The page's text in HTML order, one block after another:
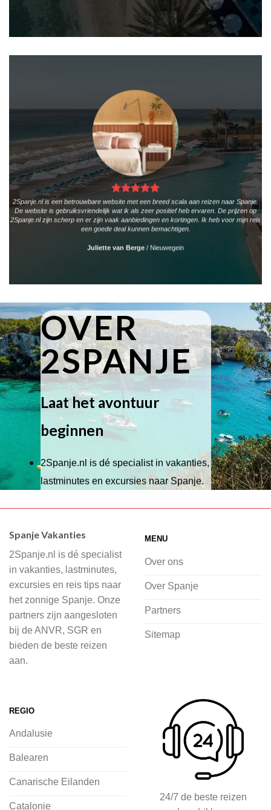
2Spanje.nl is een betrouwbare website met een breed scala aan reizen naar Spanje.
De website is gebruiksvriendelijk wat ik als zeer positief heb ervaren. De prijzen op
2Spanje.nl zijn scherp en er zijn vaak aanbiedingen en kortingen. Ik heb voor mijn reis
een goede deal kunnen bemachtigen.
Juliette van Berge / Nieuwegein
OVER
2SPANJE
Laat het avontuur
beginnen
2Spanje.nl is dé specialist in vakanties,
lastminutes en excursies naar Spanje.
Wij hebben een breed scala aan
of je nu wilt relaxen op het strand,
cultuur wilt ontdekken of avontuur zoekt
in de natuur.
Bij 2Spanje.nl begint de voorpret al
voordat je het vliegtuig instapt, door
inspiratie op te doen over dit zonnige
vliegvakantie zoeken en boeken bij
2Spanje.nl, met een team dat altijd
klaarstaat om eventuele vragen te
beantwoorden en ervoor te zorgen dat
jij met een gerust hart op vakantie kunt
Spanje Vakanties
2Spanje.nl is dé specialist
in vakanties, lastminutes,
excursies en reis tips naar
het zonnige Spanje. Onze
partners zijn aangesloten
bij de ANVR, SGR en
bieden de beste reizen
aan.
MENU
Over ons
Over Spanje
Partners
Sitemap
REGIO
Andalusie
Balearen
Canarische Eilanden
Catalonie
24/7 de beste reizen